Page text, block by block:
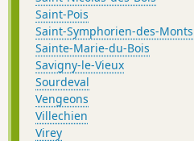
Saint-Pois
Saint-Symphorien-des-Monts
Sainte-Marie-du-Bois
Savigny-le-Vieux
Sourdeval
Vengeons
Villechien
Virey